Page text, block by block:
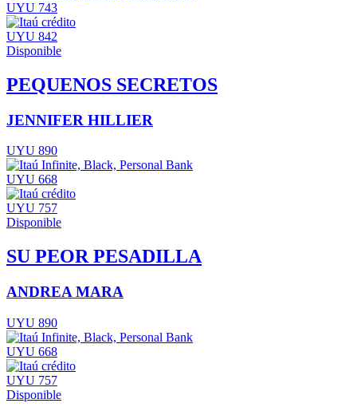
UYU 743
UYU 842
Disponible
PEQUENOS SECRETOS
JENNIFER HILLIER
UYU 890
UYU 668
UYU 757
Disponible
SU PEOR PESADILLA
ANDREA MARA
UYU 890
UYU 668
UYU 757
Disponible